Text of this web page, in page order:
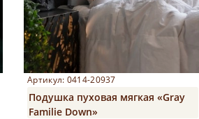
Артикул: 0414-20937
Подушка пуховая мягкая «Gray
Familie Down»